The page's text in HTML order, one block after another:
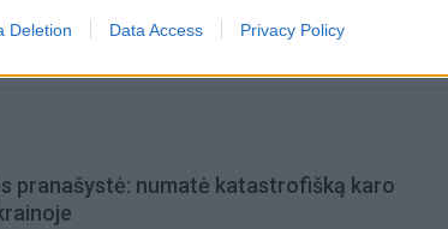
Deletion Data Access Privacy Policy
pranašystė: numatė katastrofišką karo